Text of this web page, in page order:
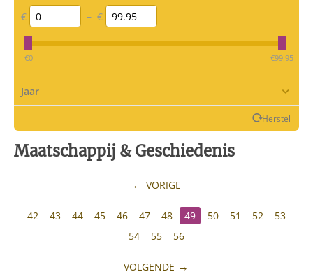
€ – €
‎€0 ‎€99.95
Jaar
Herstel
Maatschappij & Geschiedenis
VORIGE
42 43 44 45 46 47 48 49 50 51 52
53
54
55 56
VOLGENDE